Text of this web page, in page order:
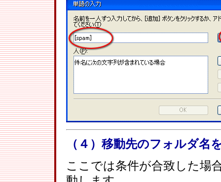
（４）移動先のフォルダ名
ここでは条件が合致した場